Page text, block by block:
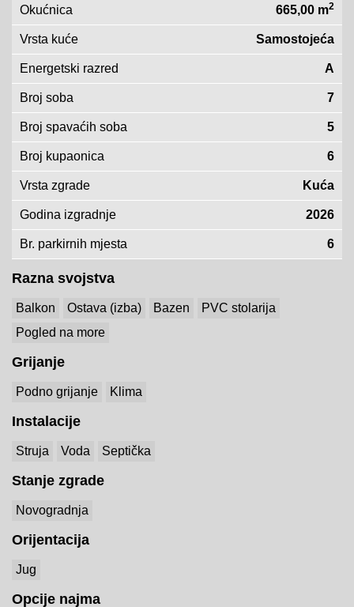
Okućnica 665,00 m2
Vrsta kuće Samostojeća
Energetski razred A
Broj soba 7
Broj spavaćih soba 5
Broj kupaonica 6
Vrsta zgrade Kuća
Godina izgradnje 2026
Br. parkirnih mjesta 6
Razna svojstva
Balkon Ostava (izba) Bazen
PVC stolarija
Pogled na more
Grijanje
Podno grijanje Klima
Instalacije
Struja Voda Septička
Stanje zgrade
Novogradnja
Orijentacija
Jug
Opcije najma